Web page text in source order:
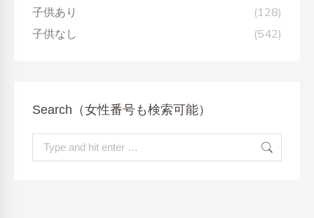
子供あり
(128)
子供なし
(542)
Search（女性番号も検索可能）
Search: